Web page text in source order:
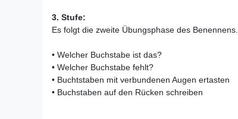
3. Stufe:
Es folgt die zweite Übungsphase des Benennens.
• Welcher Buchstabe ist das?
• Welcher Buchstabe fehlt?
• Buchtstaben mit verbundenen Augen ertasten
• Buchstaben auf den Rücken schreiben